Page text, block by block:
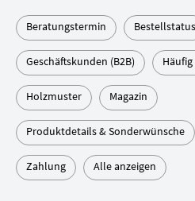
Beratungstermin Bestellstatus
Geschäftskunden (B2B)
Holzmuster Magazin
Produktdetails & Sonderwünsche
Zahlung Alle anzeigen